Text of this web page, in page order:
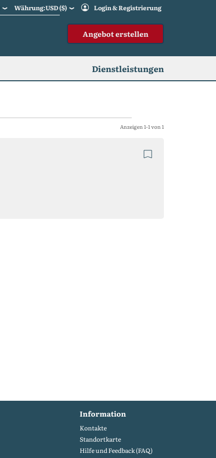
Währung:USD ($) Login & Registrierung
Angebot erstellen
Dienstleistungen
Anzeigen 1-1 von 1
Information
Kontakte
Standortkarte
Hilfe und Feedback (FAQ)